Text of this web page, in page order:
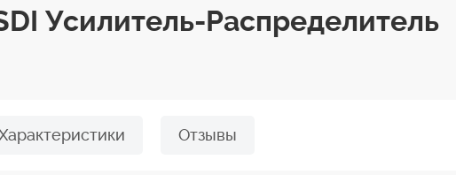
Усилитель-Распределитель
Отзывы